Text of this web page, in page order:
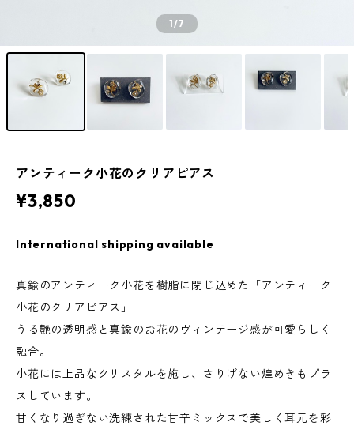
1/7
アンティーク小花のクリアピアス
¥3,850
International shipping available
真鍮のアンティーク小花を樹脂に閉じ込めた「アンティーク
小花のクリアピアス」
うる艶の透明感と真鍮のお花のヴィンテージ感が可愛らしく
融合。
小花には上品なクリスタルを施し、さりげない煌めきもプラ
スしています。
甘くなり過ぎない洗練された甘辛ミックスで美しく耳元を彩